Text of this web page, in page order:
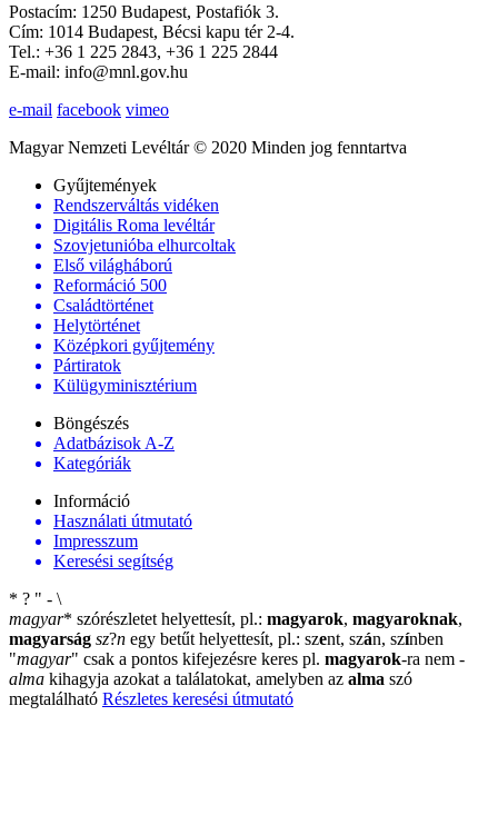
Postacím: 1250 Budapest, Postafiók 3.
Cím: 1014 Budapest, Bécsi kapu tér 2-4.
Tel.: +36 1 225 2843, +36 1 225 2844
E-mail: info@mnl.gov.hu
e-mail facebook vimeo
Magyar Nemzeti Levéltár © 2020 Minden jog fenntartva
Gyűjtemények
Rendszerváltás vidéken
Digitális Roma levéltár
Szovjetunióba elhurcoltak
Első világháború
Reformáció 500
Családtörténet
Helytörténet
Középkori gyűjtemény
Pártiratok
Külügyminisztérium
Böngészés
Adatbázisok A-Z
Kategóriák
Információ
Használati útmutató
Impresszum
Keresési segítség
* ? " - \
magyar* szórészletet helyettesít, pl.: magyarok, magyaroknak,
magyarság sz?n egy betűt helyettesít, pl.: szent, szán, színben
"magyar" csak a pontos kifejezésre keres pl. magyarok-ra nem -
alma kihagyja azokat a találatokat, amelyben az alma szó
megtalálható Részletes keresési útmutató